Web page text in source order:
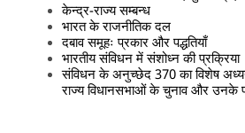
केन्द्र-राज्य सम्बन्ध
भारत के राजनीतिक दल
दबाव समूहः प्रकार और पद्धतियाँ
भारतीय संविधन में संशोध्न की प्रक्रिया
संविधन के अनुच्छेद 370 का विशेष
राज्य विधानसभाओं के चुनाव और उनके